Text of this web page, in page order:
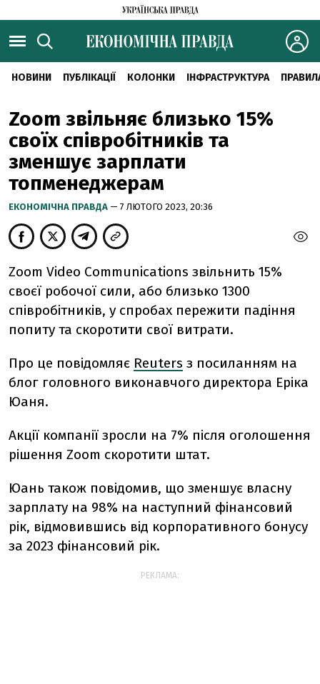
НОВИНИ ПУБЛІКАЦІЇ КОЛОНКИ ІНФРАСТРУКТУРА
Zoom звільняє близько 15%
своїх співробітників та
зменшує зарплати
топменеджерам
ЕКОНОМІЧНА ПРАВДА — 7 ЛЮТОГО 2023, 20:36
Zoom Video Communications звільнить 15%
своєї робочої сили, або близько 1300
співробітників, у спробах пережити падіння
попиту та скоротити свої витрати.
Про це повідомляє Reuters з посиланням на
блог головного виконавчого директора Еріка
Юаня.
Акції компанії зросли на 7% після оголошення
рішення Zoom скоротити штат.
Юань також повідомив, що зменшує власну
зарплату на 98% на наступний фінансовий
рік, відмовившись від корпоративного бонусу
за 2023 фінансовий рік.
РЕКЛАМА: